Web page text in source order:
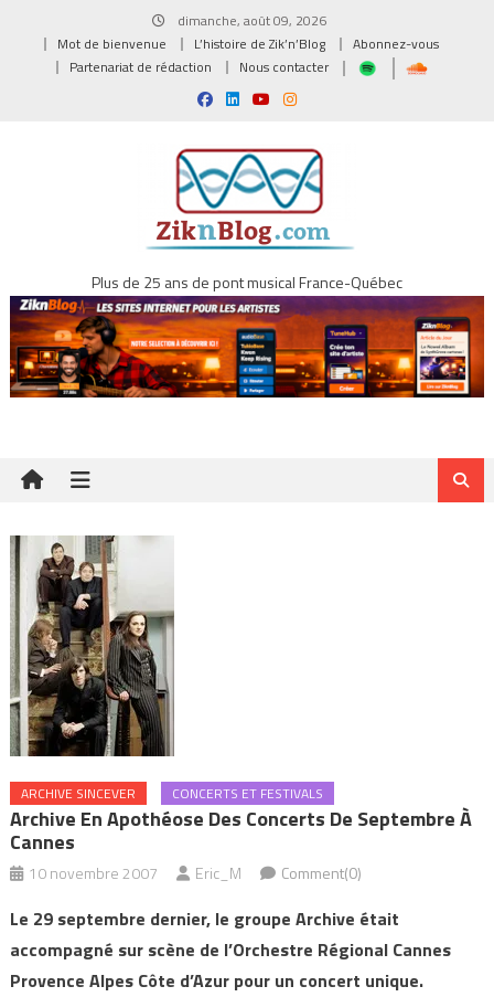
dimanche, août 09, 2026
Mot de bienvenue
L’histoire de Zik’n’Blog
Abonnez-vous
Partenariat de rédaction
Nous contacter
Plus de 25 ans de pont musical France-Québec
ARCHIVE SINCEVER CONCERTS ET FESTIVALS
Archive En Apothéose Des Concerts De Septembre À
Cannes
10 novembre 2007 Eric_M Comment(0)
Le 29 septembre dernier, le groupe Archive était
accompagné sur scène de l’Orchestre Régional Cannes
Provence Alpes Côte d’Azur pour un concert unique.